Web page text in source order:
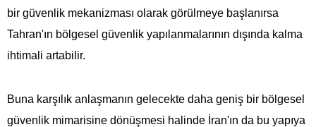
bir güvenlik mekanizması olarak görülmeye başlanırsa
Tahran'ın bölgesel güvenlik yapılanmalarının dışında kalma
ihtimali artabilir.
Buna karşılık anlaşmanın gelecekte daha geniş bir bölgesel
güvenlik mimarisine dönüşmesi halinde İran'ın da bu yapıya